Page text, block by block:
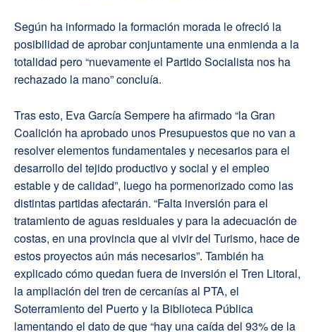
Según ha informado la formación morada le ofreció la
posibilidad de aprobar conjuntamente una enmienda a la
totalidad pero “nuevamente el Partido Socialista nos ha
rechazado la mano” concluía.
Tras esto, Eva García Sempere ha afirmado “la Gran
Coalición ha aprobado unos Presupuestos que no van a
resolver elementos fundamentales y necesarios para el
desarrollo del tejido productivo y social y el empleo
estable y de calidad”, luego ha pormenorizado como las
distintas partidas afectarán. “Falta inversión para el
tratamiento de aguas residuales y para la adecuación de
costas, en una provincia que al vivir del Turismo, hace de
estos proyectos aún más necesarios”. También ha
explicado cómo quedan fuera de inversión el Tren Litoral,
la ampliación del tren de cercanías al PTA, el
Soterramiento del Puerto y la Biblioteca Pública
lamentando el dato de que “hay una caída del 93% de la